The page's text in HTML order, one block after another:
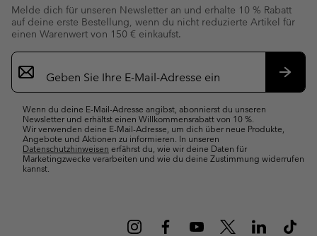
Melde dich für unseren Newsletter an und erhalte 10 % Rabatt
auf deine erste Bestellung, wenn du nicht reduzierte Artikel für
einen Warenwert von 150 € einkaufst.
Newsletter-
Anmeldung
Wenn du deine E-Mail-Adresse angibst, abonnierst du unseren
Newsletter und erhältst einen Willkommensrabatt von 10 %.
Wir verwenden deine E-Mail-Adresse, um dich über neue Produkte,
Angebote und Aktionen zu informieren. In unseren
Datenschutzhinweisen erfährst du, wie wir deine Daten für
Marketingzwecke verarbeiten und wie du deine Zustimmung widerrufen
kannst.